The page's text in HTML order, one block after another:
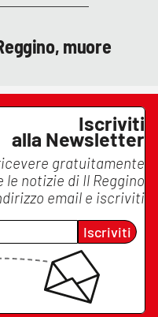
muore
Iscriviti
alla Newsletter
gratuitamente
le notizie di Il Reggino
email e iscriviti
Iscriviti